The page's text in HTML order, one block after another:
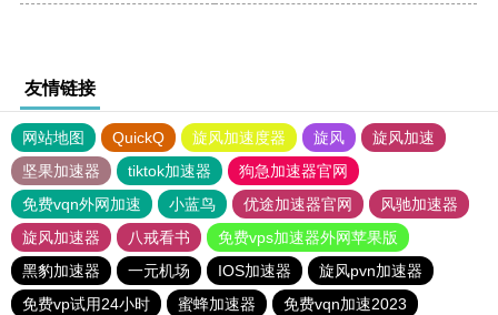
友情链接
网站地图 QuickQ 旋风加速度器 旋风
旋风加速
坚果加速器
tiktok加速器
狗急加速器官网
免费vqn外网加速
小蓝鸟 优途加速器官网
风驰加速器
旋风加速器
八戒看书
免费vps加速器外网苹果版
黑豹加速器
一元机场 IOS加速器
旋风pvn加速器
免费vp试用24小时
蜜蜂加速器
免费vqn加速2023